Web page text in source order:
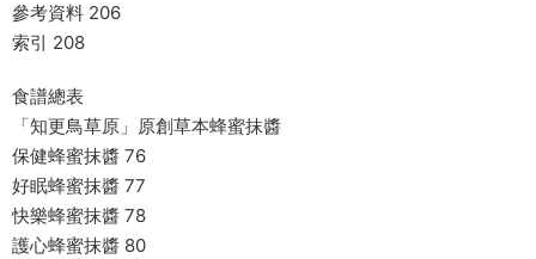
參考資料 206
索引 208
食譜總表
「知更鳥草原」原創草本蜂蜜抹醬
保健蜂蜜抹醬 76
好眠蜂蜜抹醬 77
快樂蜂蜜抹醬 78
護心蜂蜜抹醬 80